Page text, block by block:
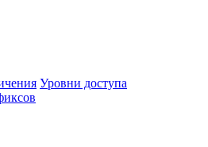
Уровни доступа